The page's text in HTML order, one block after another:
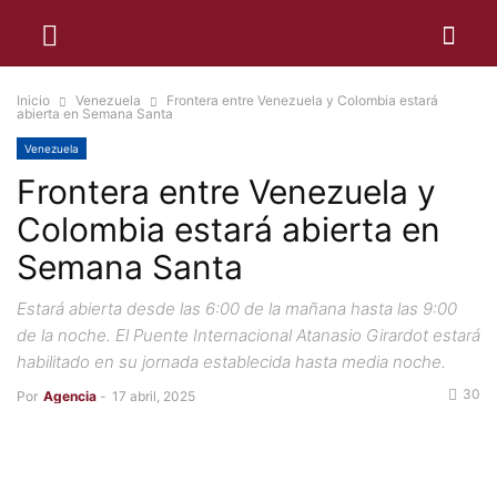
Inicio Venezuela
Frontera entre Venezuela y Colombia estará
abierta en Semana Santa
Venezuela
Frontera entre Venezuela y
Colombia estará abierta en
Semana Santa
Estará abierta desde las 6:00 de la mañana hasta las 9:00
de la noche. El Puente Internacional Atanasio Girardot estará
habilitado en su jornada establecida hasta media noche.
Por Agencia - 17 abril, 2025 30